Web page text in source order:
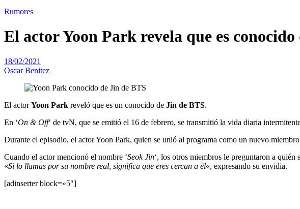
Rumores
El actor Yoon Park revela que es
18/02/2021
Oscar Benitez
El actorYoon Park reveló que es un conocido de Jin de BTS.
En ‘On & Off‘ de tvN, que se emitió el 16 de febrero, se transmitió la vida diaria
Durante el episodio, el actor Yoon Park, quien se unió al programa como un nuevo
Cuando el actor mencionó el nombre ‘Seok Jin‘, los otros miembros le preguntaron a quién
«Si lo llamas por su nombre real, significa que eres cercan a él«, expresando su envidia.
[adinserter block=»5″]